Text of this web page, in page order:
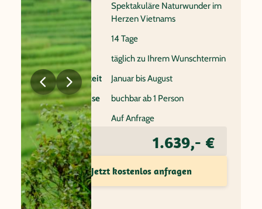
Name
Spektakuläre Naturwunder im
Herzen Vietnams
Dauer
14 Tage
Reisebeginn
täglich zu Ihrem Wunschtermin
Beste Reisezeit
Januar bis August
Individualreise
buchbar ab 1 Person
Flug
Auf Anfrage
Preis ab 1.639,- €
Jetzt kostenlos anfragen